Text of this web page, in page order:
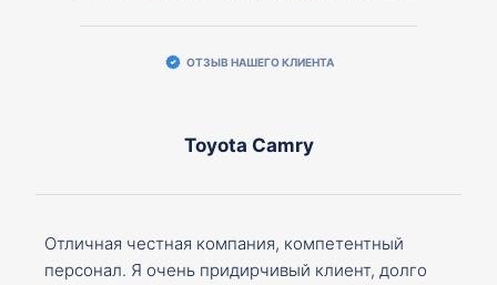
ОТЗЫВ НАШЕГО КЛИЕНТА
Toyota Camry
Отличная честная компания, компетентный
персонал. Я очень придирчивый клиент, долго